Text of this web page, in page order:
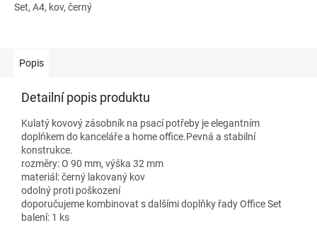
Set, A4, kov, černý
Popis
Detailní popis produktu
Kulatý kovový zásobník na psací potřeby je elegantním
doplňkem do kanceláře a home office.Pevná a stabilní
konstrukce.
rozměry: O 90 mm, výška 32 mm
materiál: černý lakovaný kov
odolný proti poškození
doporučujeme kombinovat s dalšími doplňky řady Office Set
balení: 1 ks